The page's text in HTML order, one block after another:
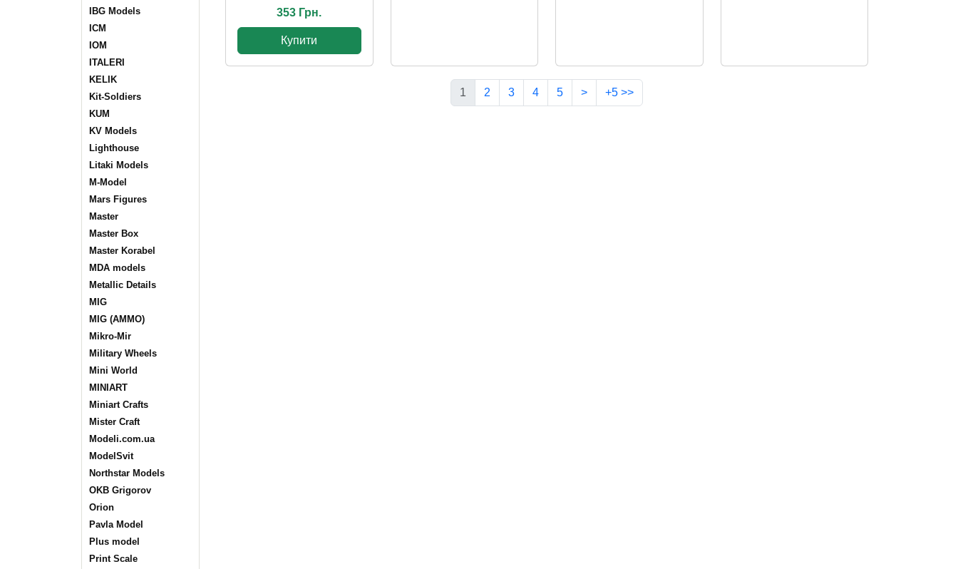
IBG Models
ICM
IOM
ITALERI
KELIK
Kit-Soldiers
KUM
KV Models
Lighthouse
Litaki Models
M-Model
Mars Figures
Master
Master Box
Master Korabel
MDA models
Metallic Details
MIG
MIG (AMMO)
Mikro-Mir
Military Wheels
Mini World
MINIART
Miniart Crafts
Mister Craft
Modeli.com.ua
ModelSvit
Northstar Models
OKB Grigorov
Orion
Pavla Model
Plus model
Print Scale
353 Грн.
Купити
1 2 3 4 5 > +5 >>